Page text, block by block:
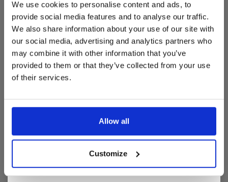
We use cookies to personalise content and ads, to
provide social media features and to analyse our traffic.
We also share information about your use of our site with
our social media, advertising and analytics partners who
may combine it with other information that you’ve
provided to them or that they’ve collected from your use
of their services.
Allow all
Customize
Varier
Variable™ monochrome
Marine
€379,00 €339,00
Varier
Variable™ monochrome
Grotto
€379,00 €339,00
Lichtbruin | Standaard
Tonal
Variable™ plus - Naturel |
Standaard Tonal
In onze showroom vind je een uitgebreide selectie
designmeubelen van gerenommeerde Nederlandse en Europese
merken. Onder andere showroommodellen vanHarvink ,
Gelderland,Swedese,Sculptures JeuxenArtisanzijn nu extra
voordelig verkrijgbaar. Profiteer van unieke aanbiedingen zolang
de voorraad strekt!
Liever nieuw bestellen? Ook dan krijgt u een vriendelijke
designmeubel geheel naar wens samen te stellen, met de
mag verwachten.
Kom langs in onze showroom, doe inspiratie op en ontdek de
mooiste aanbiedingen tijdens de
Summer Sale van Snip
. De koffie of thee staat voor je klaar!